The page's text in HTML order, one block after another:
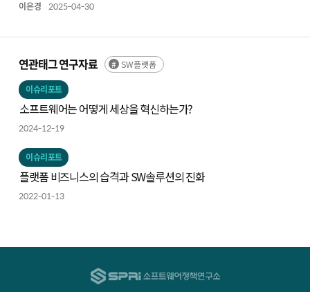
이은경 2025-04-30
연관태그 연구자료 SW플랫폼
이슈리포트
소프트웨어는 어떻게 세상을 혁신하는가?
2024-12-19
이슈리포트
플랫폼 비즈니스의 습격과 SW솔루션의 진화
2022-01-13